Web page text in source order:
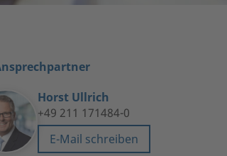
Horst Ullrich
+49 211 171484-0
E-Mail schreiben